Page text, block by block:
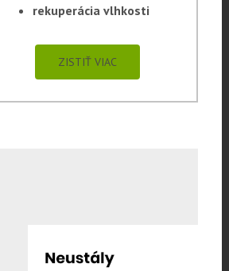
rekuperácia vlhkosti
ZISTIŤ VIAC